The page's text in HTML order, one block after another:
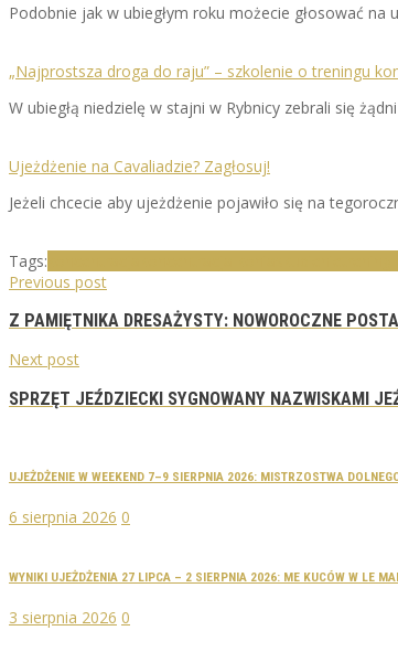
Podobnie jak w ubiegłym roku możecie głosować
„Najprostsza droga do raju” – szkolenie o treningu
W ubiegłą niedzielę w stajni w Rybnicy zebrali się
Ujeżdżenie na Cavaliadzie? Zagłosuj!
Jeżeli chcecie aby ujeżdżenie pojawiło się na
Tags:
Previous post
Z PAMIĘTNIKA DRESAŻYSTY: NOWOROCZNE
Next post
SPRZĘT JEŹDZIECKI SYGNOWANY NAZWISKAMI
UJEŻDŻENIE W WEEKEND 7–9 SIERPNIA 2026: MISTRZOSTWA
6 sierpnia 2026 0
WYNIKI UJEŻDŻENIA 27 LIPCA – 2 SIERPNIA 2026: ME KUCÓW W LE
3 sierpnia 2026 0